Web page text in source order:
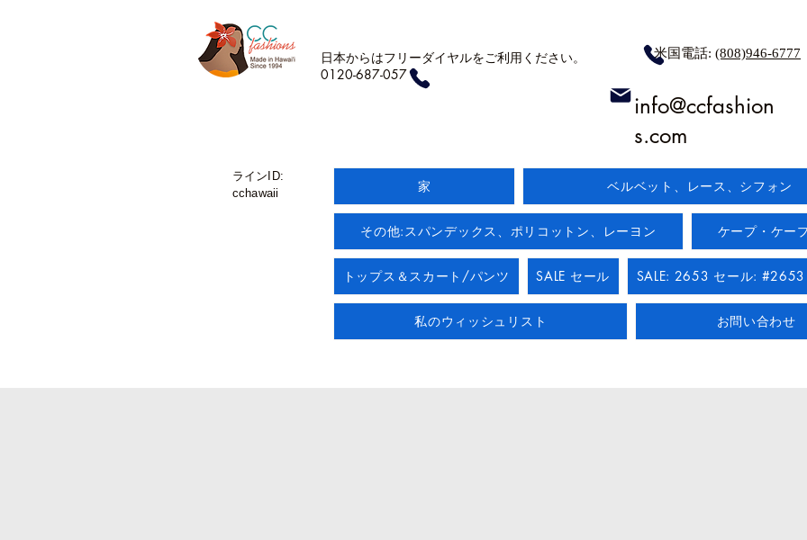
日本からはフリーダイヤルをご利用ください。
0120-687-057
info@ccfashion
s.com
米国電話: (808)946-6777
ラインID:
cchawaii
家 ベルベット、レース、シフォン
その他:スパンデックス、ポリコットン、レーヨン ケープ・ケー
トップス＆スカート/パンツ SALE セール SALE: 2653 セール: #2653
私のウィッシュリスト お問い合わせ